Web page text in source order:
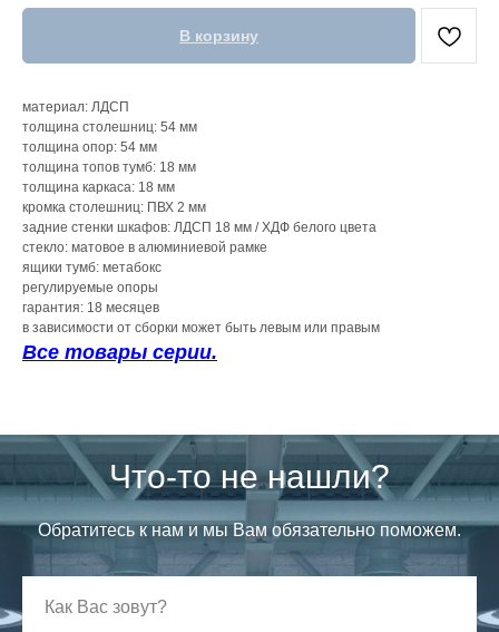
В корзину
материал: ЛДСП
толщина столешниц: 54 мм
толщина опор: 54 мм
толщина топов тумб: 18 мм
толщина каркаса: 18 мм
кромка столешниц: ПВХ 2 мм
задние стенки шкафов: ЛДСП 18 мм / ХДФ белого цвета
стекло: матовое в алюминиевой рамке
ящики тумб: метабокс
регулируемые опоры
гарантия: 18 месяцев
в зависимости от сборки может быть левым или правым
Все товары серии.
Что-то не нашли?
Обратитесь к нам и мы Вам обязательно поможем.